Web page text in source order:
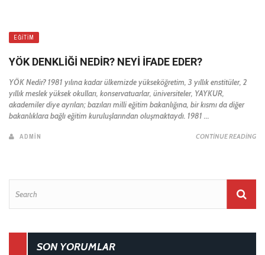
EĞITIM
YÖK DENKLIĞI NEDIR? NEYI İFADE EDER?
YÖK Nedir? 1981 yılına kadar ülkemizde yükseköğretim, 3 yıllık enstitüler, 2
yıllık meslek yüksek okulları, konservatuarlar, üniversiteler, YAYKUR,
akademiler diye ayrılan; bazıları milli eğitim bakanlığına, bir kısmı da diğer
bakanlıklara bağlı eğitim kuruluşlarından oluşmaktaydı. 1981 ...
ADMIN CONTINUE READING
SON YORUMLAR